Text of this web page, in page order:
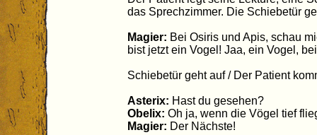
das Sprechzimmer. Die Schiebetür
Magier: Bei Osiris und Apis, schau
bist jetzt ein Vogel! Jaa, ein Vogel,
Schiebetür geht auf / Der Patient
Asterix: Hast du gesehen?
Obelix: Oh ja, wenn die Vögel tief
Magier: Der Nächste!